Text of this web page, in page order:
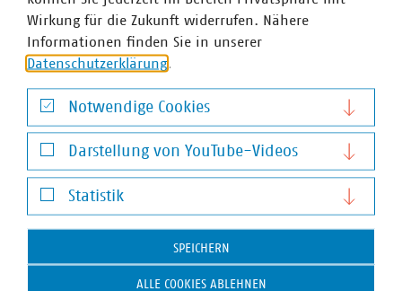
Wirkung für die Zukunft widerrufen. Nähere
Informationen finden Sie in unserer
Datenschutzerklärung
Notwendige Cookies
Notwendige Cookies
Darstellung von YouTube-Videos
Darstellung von YouTube-Videos
Statistik
Statistik
SPEICHERN
ALLE COOKIES ABLEHNEN